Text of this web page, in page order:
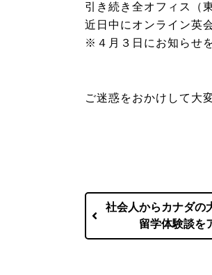
引き続き全オフィス（
近日中にオンライン英
※４月３日にお知らせ
ご迷惑をおかけして大
社会人からカナダの
留学体験談を